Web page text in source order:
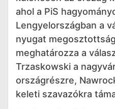
ahol a PiS
Lengyelországban a
nyugat
meghatározza a
Trzaskowski a
országrészre,
keleti szavazókra